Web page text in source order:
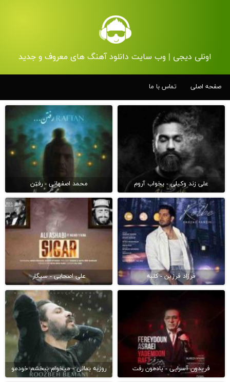
اونلی دیجی | وب سایت دانلود آهنگ های معروف و جدید
صفحه اصلی تماس با ما
علی زند وکیلی - بخواب آروم محمد اصفهانی - رفتن
فرزاد فرزین - کلبه علی اصحابی - سیگار
فریدون آسرایی - یادمون رفت روزبه بمانی - میخوام ببخشم خودمو